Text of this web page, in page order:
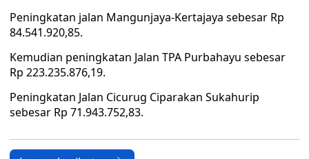
Peningkatan jalan Mangunjaya-Kertajaya sebesar Rp
84.541.920,85.
Kemudian peningkatan Jalan TPA Purbahayu sebesar
Rp 223.235.876,19.
Peningkatan Jalan Cicurug Ciparakan Sukahurip
sebesar Rp 71.943.752,83.